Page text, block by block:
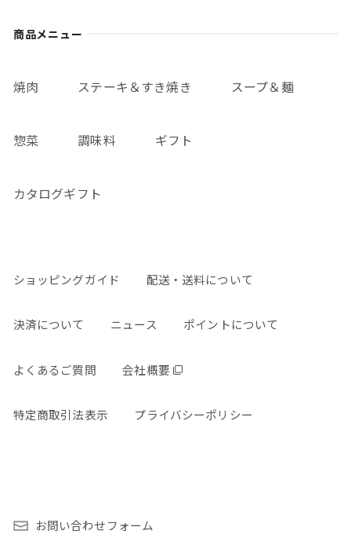
商品メニュー
焼肉 ステーキ＆すき焼き スープ＆麺
惣菜 調味料 ギフト
カタログギフト
ショッピングガイド 配送・送料について
決済について ニュース ポイントについて
よくあるご質問 会社概要
特定商取引法表示 プライバシーポリシー
お問い合わせフォーム